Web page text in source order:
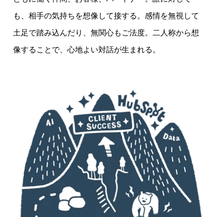
も、相手の気持ちを想像して接する。感情を無視して
土足で踏み込んだり、無関心もご法度。二人称から想
像することで、心地よい対話が生まれる。